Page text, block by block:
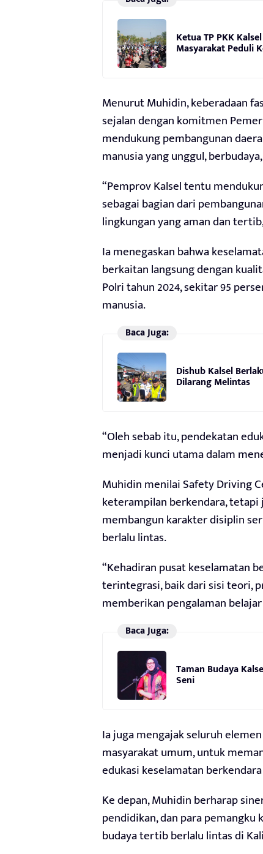
Ketua TP PKK
Masyarakat Peduli
Menurut Muhidin, keberadaan
sejalan dengan komitmen
mendukung pembangunan
manusia yang unggul,
“Pemprov Kalsel tentu
sebagai bagian dari
lingkungan yang aman dan
Ia menegaskan bahwa
berkaitan langsung dengan
Polri tahun 2024, sekitar 95
manusia.
Baca Juga:
Dishub Kalsel
Dilarang Melintas
“Oleh sebab itu, pendekatan
menjadi kunci utama dalam
Muhidin menilai Safety Driving
keterampilan berkendara,
membangun karakter disiplin
berlalu lintas.
“Kehadiran pusat keselamatan
terintegrasi, baik dari sisi teori,
memberikan pengalaman
Baca Juga:
Taman Budaya
Seni
Ia juga mengajak seluruh
masyarakat umum, untuk
edukasi keselamatan
Ke depan, Muhidin berharap
pendidikan, dan para
budaya tertib berlalu lintas di